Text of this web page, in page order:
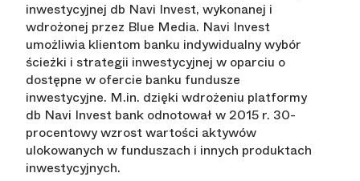
inwestycyjnej db Navi Invest, wykonanej i
wdrożonej przez Blue Media. Navi Invest
umożliwia klientom banku indywidualny wybór
ścieżki i strategii inwestycyjnej w oparciu o
dostępne w ofercie banku fundusze
inwestycyjne. M.in. dzięki wdrożeniu platformy
db Navi Invest bank odnotował w 2015 r. 30-
procentowy wzrost wartości aktywów
ulokowanych w funduszach i innych produktach
inwestycyjnych.